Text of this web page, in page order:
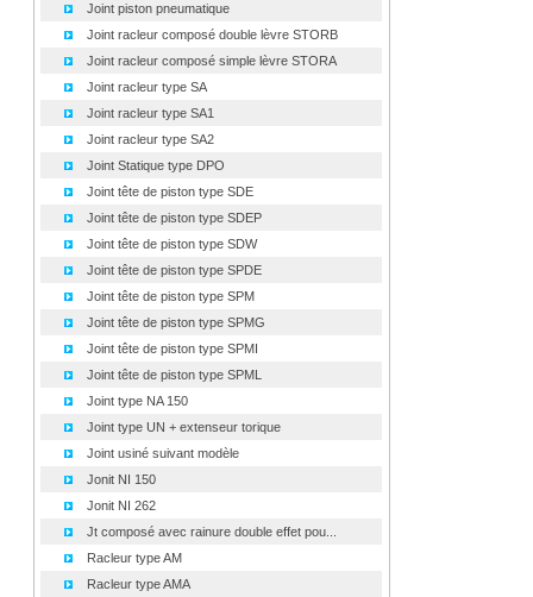
Joint piston pneumatique
Joint racleur composé double lèvre STORB
Joint racleur composé simple lèvre STORA
Joint racleur type SA
Joint racleur type SA1
Joint racleur type SA2
Joint Statique type DPO
Joint tête de piston type SDE
Joint tête de piston type SDEP
Joint tête de piston type SDW
Joint tête de piston type SPDE
Joint tête de piston type SPM
Joint tête de piston type SPMG
Joint tête de piston type SPMI
Joint tête de piston type SPML
Joint type NA 150
Joint type UN + extenseur torique
Joint usiné suivant modèle
Jonit NI 150
Jonit NI 262
Jt composé avec rainure double effet pou...
Racleur type AM
Racleur type AMA